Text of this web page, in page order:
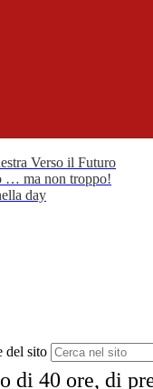
Verso il Futuro
… ma non troppo!
day
del sito
di 40 ore, di